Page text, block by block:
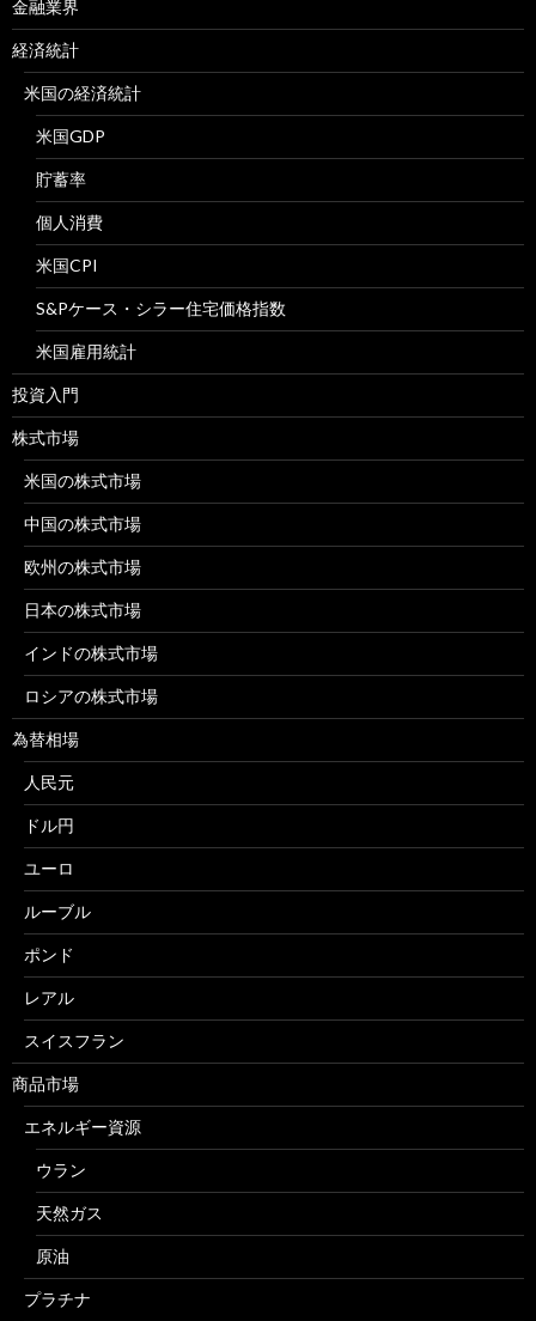
金融業界
経済統計
米国の経済統計
米国GDP
貯蓄率
個人消費
米国CPI
S&Pケース・シラー住宅価格指数
米国雇用統計
投資入門
株式市場
米国の株式市場
中国の株式市場
欧州の株式市場
日本の株式市場
インドの株式市場
ロシアの株式市場
為替相場
人民元
ドル円
ユーロ
ルーブル
ポンド
レアル
スイスフラン
商品市場
エネルギー資源
ウラン
天然ガス
原油
プラチナ